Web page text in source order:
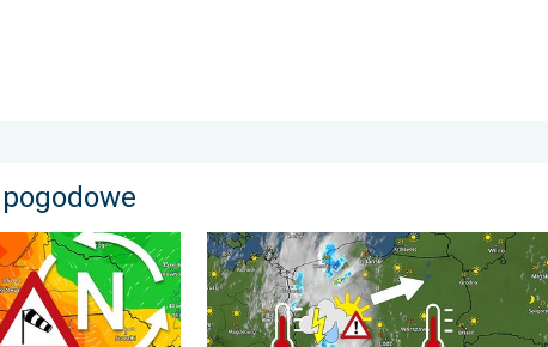
wysokie fale, cofka. Niż nad Bałtykiem. . . wtorek, 7 lipca 2026
33 stopnie w cieniu i wędrujące